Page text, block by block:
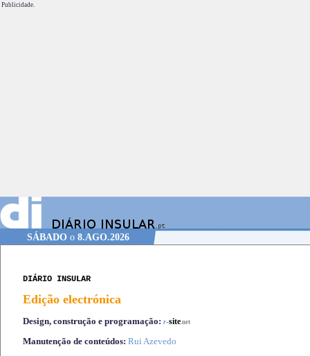
Publicidade.
SÁBADOo 8.AGO.2026
DIÁRIO INSULAR
Edição electrónica
Design, construção e programação: r-site.net
Manutenção de conteúdos: Rui Azevedo